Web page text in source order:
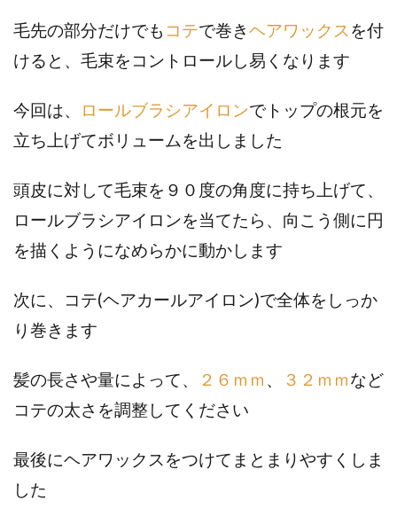
毛先の部分だけでも コテで巻きヘアワックス を付
けると、毛束をコントロールし易くなります
今回は、 ロールブラシアイロンでトップの根元を
立ち上げてボリュームを出しました
頭皮に対して毛束を９０度の角度に持ち上げて、
ロールブラシアイロンを当てたら、向こう側に円
を描くようになめらかに動かします
次に、コテ(ヘアカールアイロン)で全体をしっか
り巻きます
髪の長さや量によって、 ２６ｍｍ 、 ３２ｍｍなど
コテの太さを調整してください
最後にヘアワックスをつけてまとまりやすくしま
した